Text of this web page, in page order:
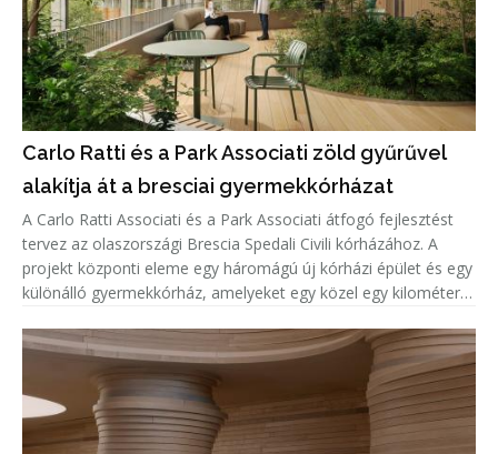
Carlo Ratti és a Park Associati zöld gyűrűvel
alakítja át a bresciai gyermekkórházat
A Carlo Ratti Associati és a Park Associati átfogó fejlesztést
tervez az olaszországi Brescia Spedali Civili kórházához. A
projekt központi eleme egy háromágú új kórházi épület és egy
különálló gyermekkórház, amelyeket egy közel egy kilométer